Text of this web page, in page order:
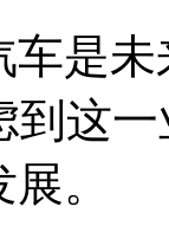
车是
到这
。